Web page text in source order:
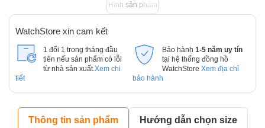
Hình sản phẩm
WatchStore xin cam kết
1 đổi 1 trong tháng đầu
tiên nếu sản phẩm có lỗi
từ nhà sản xuất. Xem chi
tiết
Bảo hành 1-5 năm uy tín
tại hệ thống đồng hồ
WatchStore Xem địa chỉ
bảo hành
Thông tin sản phẩm Hướng dẫn chọn size